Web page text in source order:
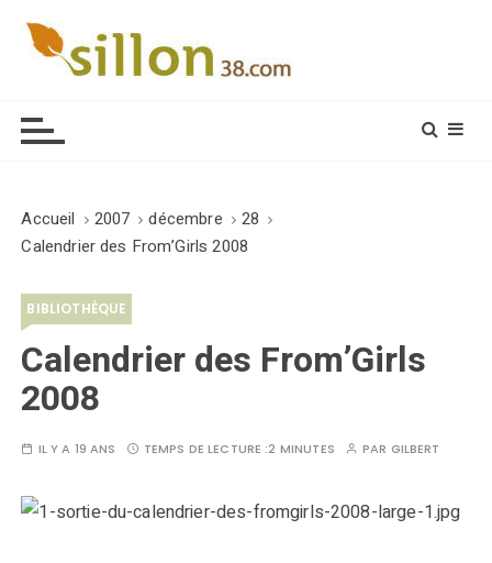
Accueil 2007 décembre
28
Calendrier des From’Girls 2008
BIBLIOTHÈQUE
Calendrier des From’Girls
2008
IL Y A 19 ANS TEMPS DE LECTURE :2 MINUTES PAR GILBERT